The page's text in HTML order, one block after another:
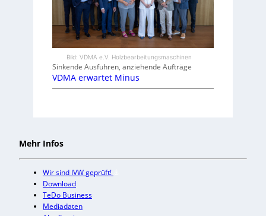
Bild: VDMA e.V. Holzbearbeitungsmaschinen
Sinkende Ausfuhren, anziehende Aufträge
VDMA erwartet Minus
Mehr Infos
Wir sind IVW geprüft!
Download
TeDo Business
Mediadaten